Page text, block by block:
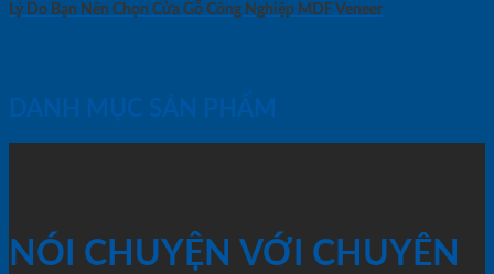
Lý Do Bạn Nên Chọn Cửa Gỗ Công Nghiệp MDF Veneer
DANH MỤC SẢN PHẨM
NÓI CHUYỆN VỚI CHUYÊN